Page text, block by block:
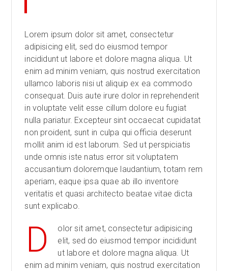
Lorem ipsum dolor sit amet, consectetur
adipisicing elit, sed do eiusmod tempor
incididunt ut labore et dolore magna aliqua. Ut
enim ad minim veniam, quis nostrud exercitation
ullamco laboris nisi ut aliquip ex ea commodo
consequat. Duis aute irure dolor in reprehenderit
in voluptate velit esse cillum dolore eu fugiat
nulla pariatur. Excepteur sint occaecat cupidatat
non proident, sunt in culpa qui officia deserunt
mollit anim id est laborum. Sed ut perspiciatis
unde omnis iste natus error sit voluptatem
accusantium doloremque laudantium, totam rem
aperiam, eaque ipsa quae ab illo inventore
veritatis et quasi architecto beatae vitae dicta
sunt explicabo.
D
olor sit amet, consectetur adipisicing
elit, sed do eiusmod tempor incididunt
ut labore et dolore magna aliqua. Ut
enim ad minim veniam, quis nostrud exercitation